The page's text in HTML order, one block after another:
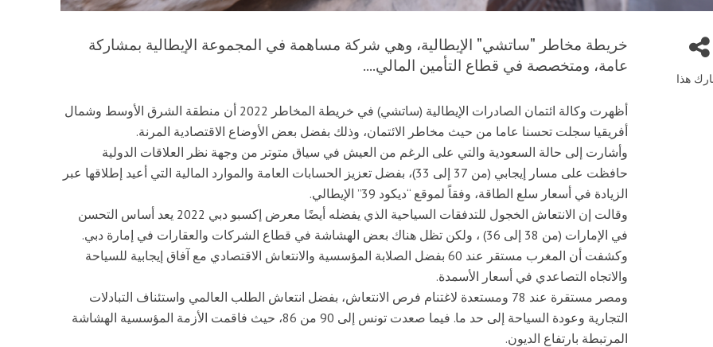
هذا
خريطة مخاطر "ساتشي" الإيطالية، وهي شركة مساهمة في المجموعة الإيطالية بمشاركة
عامة، ومتخصصة في قطاع التأمين المالي....
أظهرت وكالة ائتمان الصادرات الإيطالية (ساتشي) في خريطة المخاطر 2022 أن منطقة الشرق الأوسط وشمال
أفريقيا سجلت تحسنا عاما من حيث مخاطر الائتمان، وذلك بفضل بعض الأوضاع الاقتصادية المرنة.
وأشارت إلى حالة السعودية والتي على الرغم من العيش في سياق متوتر من وجهة نظر العلاقات الدولية
حافظت على مسار إيجابي (من 37 إلى 33)، بفضل تعزيز الحسابات العامة والموارد المالية التي أعيد إطلاقها عبر
الزيادة في أسعار سلع الطاقة، وفقاً لموقع “ديكود 39” الإيطالي.
وقالت إن الانتعاش الخجول للتدفقات السياحية الذي يفضله أيضًا معرض إكسبو دبي 2022 يعد أساس التحسن
في الإمارات (من 38 إلى 36) ، ولكن تظل هناك بعض الهشاشة في قطاع الشركات والعقارات في إمارة دبي.
وكشفت أن المغرب مستقر عند 60 بفضل الصلابة المؤسسية والانتعاش الاقتصادي مع آفاق إيجابية للسياحة
والاتجاه التصاعدي في أسعار الأسمدة.
ومصر مستقرة عند 78 ومستعدة لاغتنام فرص الانتعاش، بفضل انتعاش الطلب العالمي واستئناف التبادلات
التجارية وعودة السياحة إلى حد ما. فيما صعدت تونس إلى 90 من 86، حيث فاقمت الأزمة المؤسسية الهشاشة
المرتبطة بارتفاع الديون.